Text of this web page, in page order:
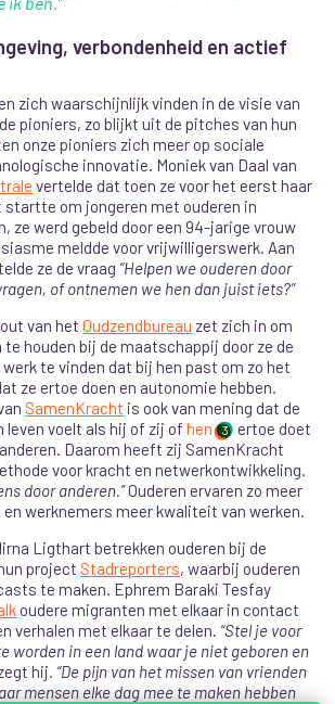
verbondenheid en actief
zich waarschijnlijk vinden in de visie van
de pioniers, zo blijkt uit de pitches van hun
onze pioniers zich meer op sociale
innovatie. Moniek van Daal van
vertelde dat toen ze voor het eerst haar
om jongeren met ouderen in
ze werd gebeld door een 94-jarige vrouw
meldde voor vrijwilligerswerk. Aan
ze de vraag“Helpen we ouderen door
of ontnemen we hen dan juist iets?”
van hetOudzendbureau zet zich in om
te houden bij de maatschappij door ze de
te vinden dat bij hen past om zo het
ze ertoe doen en autonomie hebben.
SamenKracht is ook van mening dat de
leven voelt als hij of zij ofhen 3 ertoe doet
Daarom heeft zij SamenKracht
voor kracht en netwerkontwikkeling.
door anderen.”Ouderen ervaren zo meer
werknemers meer kwaliteit van werken.
Ligthart betrekken ouderen bij de
project Stadreporters, waarbij ouderen
te maken. Ephrem Baraki Tesfay
oudere migranten met elkaar in contact
verhalen met elkaar te delen.“Stel je voor
worden in een land waar je niet geboren en
hij.“De pijn van het missen van vrienden
mensen elke dag mee te maken hebben